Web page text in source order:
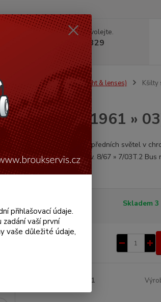
Nevíte si rady? Zavolejte.
+420 602 330 329
(Po-Pá, 9-18 hod.)
Světla & komponenty (Light & lenses)
Kšilty
1/2/3/181 (1961 »
Perforované kšilty předních světel v
louvered pair.T.1 r.v. 8/67 » 7/03T.2 Bus
Skladem 3
337 Kč
6451
přihlašovací údaje.
zadání vaší první
vaše důležité údaje,